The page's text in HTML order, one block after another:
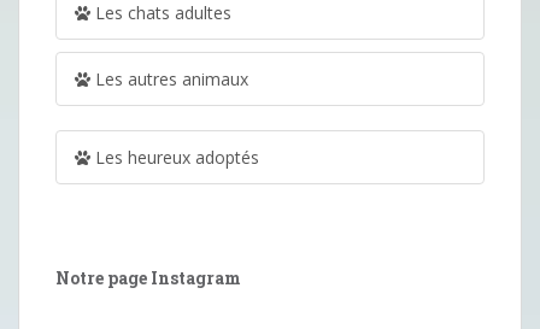
Les chats adultes
Les autres animaux
Les heureux adoptés
Notre page Instagram